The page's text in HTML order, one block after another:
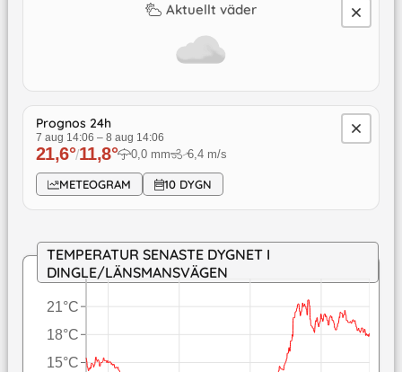
Aktuellt väder
Prognos 24h
7 aug 14:06 – 8 aug 14:06
21,6°/11,8° 0,0 mm ↓6,4 m/s
METEOGRAM 10 DYGN
TEMPERATUR SENASTE DYGNET I
DINGLE/LÄNSMANSVÄGEN
15°C
18°C
21°C